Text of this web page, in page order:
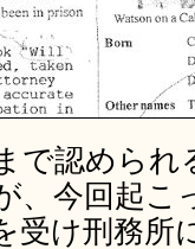
で認めら
、今回起こ
受け刑務所